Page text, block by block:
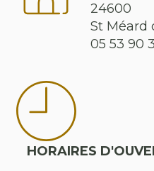
24600
St Méard
05 53 90
HORAIRES